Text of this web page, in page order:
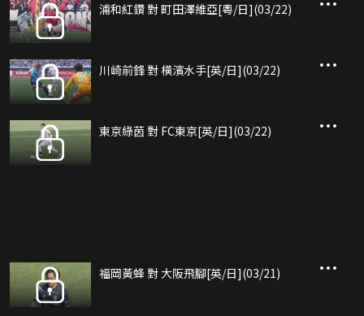
浦和紅鑽 對 町田澤維亞[粵/日](03/22)
川崎前鋒 對 橫濱水手[英/日](03/22)
東京綠茵 對 FC東京[英/日](03/22)
福岡黃蜂 對 大阪飛腳[英/日](03/21)